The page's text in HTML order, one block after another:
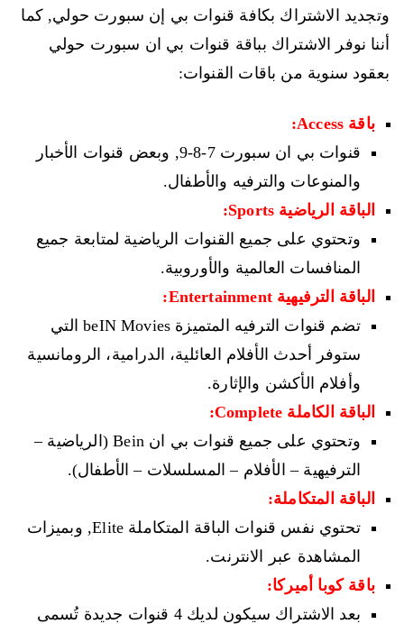
وتجديد الاشتراك بكافة قنوات بي إن سبورت حولي, كما
أننا نوفر الاشتراك بباقة قنوات بي ان سبورت حولي
بعقود سنوية من باقات القنوات:
باقة Access:
قنوات بي ان سبورت 7-8-9, وبعض قنوات الأخبار
والمنوعات والترفيه والأطفال.
الباقة الرياضية Sports:
وتحتوي على جميع القنوات الرياضية لمتابعة جميع
المنافسات العالمية والأوروبية.
الباقة الترفيهية Entertainment:
تضم قنوات الترفيه المتميزة beIN Movies التي
ستوفر أحدث الأفلام العائلية، الدرامية، الرومانسية
وأفلام الأكشن والإثارة.
الباقة الكاملة Complete:
وتحتوي على جميع قنوات بي ان Bein (الرياضية –
الترفيهية – الأفلام – المسلسلات – الأطفال).
الباقة المتكاملة:
تحتوي نفس قنوات الباقة المتكاملة Elite, وبميزات
المشاهدة عبر الانترنت.
باقة كوبا أميركا:
بعد الاشتراك سيكون لديك 4 قنوات جديدة تُسمى